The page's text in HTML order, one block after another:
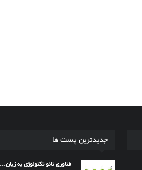
جدیدترین پست ها
فناوری نانو تکنولوژی به زبان...